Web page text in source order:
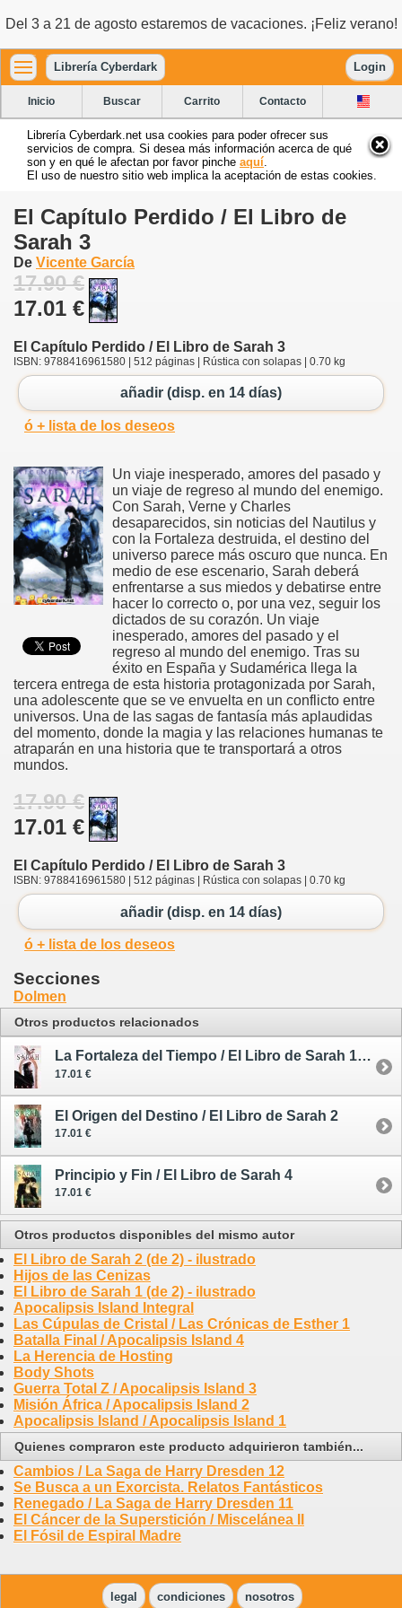
Del 3 a 21 de agosto estaremos de vacaciones. ¡Feliz verano!
Librería Cyberdark Login
Inicio Buscar Carrito Contacto
Librería Cyberdark.net usa cookies para poder ofrecer sus
servicios de compra. Si desea más información acerca de qué
son y en qué le afectan por favor pinche aquí
El uso de nuestro sitio web implica la aceptación de estas cookies.
El Capítulo Perdido / El Libro de
Sarah 3
De Vicente García
17.90 €
17.01 €
El Capítulo Perdido / El Libro de Sarah 3
ISBN: 9788416961580 | 512 páginas | Rústica con solapas | 0.70 kg
añadir (disp. en 14 días)
ó + lista de los deseos
Un viaje inesperado, amores del pasado y
un viaje de regreso al mundo del enemigo.
Con Sarah, Verne y Charles
desaparecidos, sin noticias del Nautilus y
con la Fortaleza destruida, el destino del
universo parece más oscuro que nunca. En
medio de ese escenario, Sarah deberá
enfrentarse a sus miedos y debatirse entre
hacer lo correcto o, por una vez, seguir los
dictados de su corazón. Un viaje
inesperado, amores del pasado y el
regreso al mundo del enemigo. Tras su
éxito en España y Sudamérica llega la
tercera entrega de esta historia protagonizada por Sarah,
una adolescente que se ve envuelta en un conflicto entre
universos. Una de las sagas de fantasía más aplaudidas
del momento, donde la magia y las relaciones humanas te
atraparán en una historia que te transportará a otros
mundos.
17.90 €
17.01 €
El Capítulo Perdido / El Libro de Sarah 3
ISBN: 9788416961580 | 512 páginas | Rústica con solapas | 0.70 kg
añadir (disp. en 14 días)
ó + lista de los deseos
Secciones
Dolmen
Otros productos relacionados
La Fortaleza del Tiempo / El Libro de Sarah 1 - rústica
17.01 €
El Origen del Destino / El Libro de Sarah 2
17.01 €
Principio y Fin / El Libro de Sarah 4
17.01 €
Otros productos disponibles del mismo autor
El Libro de Sarah 2 (de 2) - ilustrado
Hijos de las Cenizas
El Libro de Sarah 1 (de 2) - ilustrado
Apocalipsis Island Integral
Las Cúpulas de Cristal / Las Crónicas de Esther 1
Batalla Final / Apocalipsis Island 4
La Herencia de Hosting
Body Shots
Guerra Total Z / Apocalipsis Island 3
Misión África / Apocalipsis Island 2
Apocalipsis Island / Apocalipsis Island 1
Quienes compraron este producto adquirieron también...
Cambios / La Saga de Harry Dresden 12
Se Busca a un Exorcista. Relatos Fantásticos
Renegado / La Saga de Harry Dresden 11
El Cáncer de la Superstición / Miscelánea II
El Fósil de Espiral Madre
legal condiciones nosotros